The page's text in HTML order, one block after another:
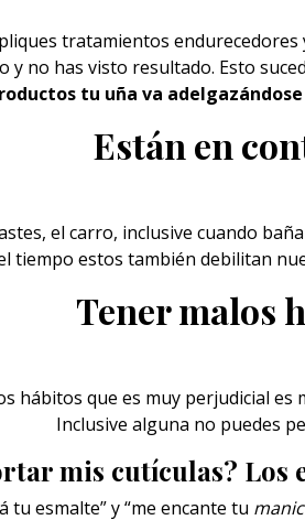
tratamientos
y no has visto resultado. Esto
tu uña va
Están en
el carro, inclusive cuando
tiempo estos también debilitan
Tener malos
hábitos que es muy perjudicial
Inclusive alguna no puedes
mis cutículas? Los
tu esmalte” y “me encante tu